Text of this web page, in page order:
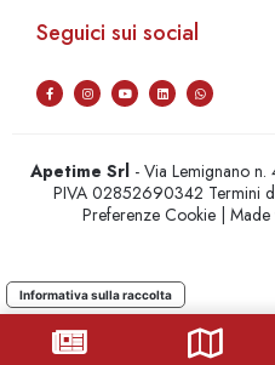
Seguici sui social
Apetime Srl - Via Lemignano
PIVA 02852690342 Termini
Preferenze Cookie |
Informativa sulla raccolta